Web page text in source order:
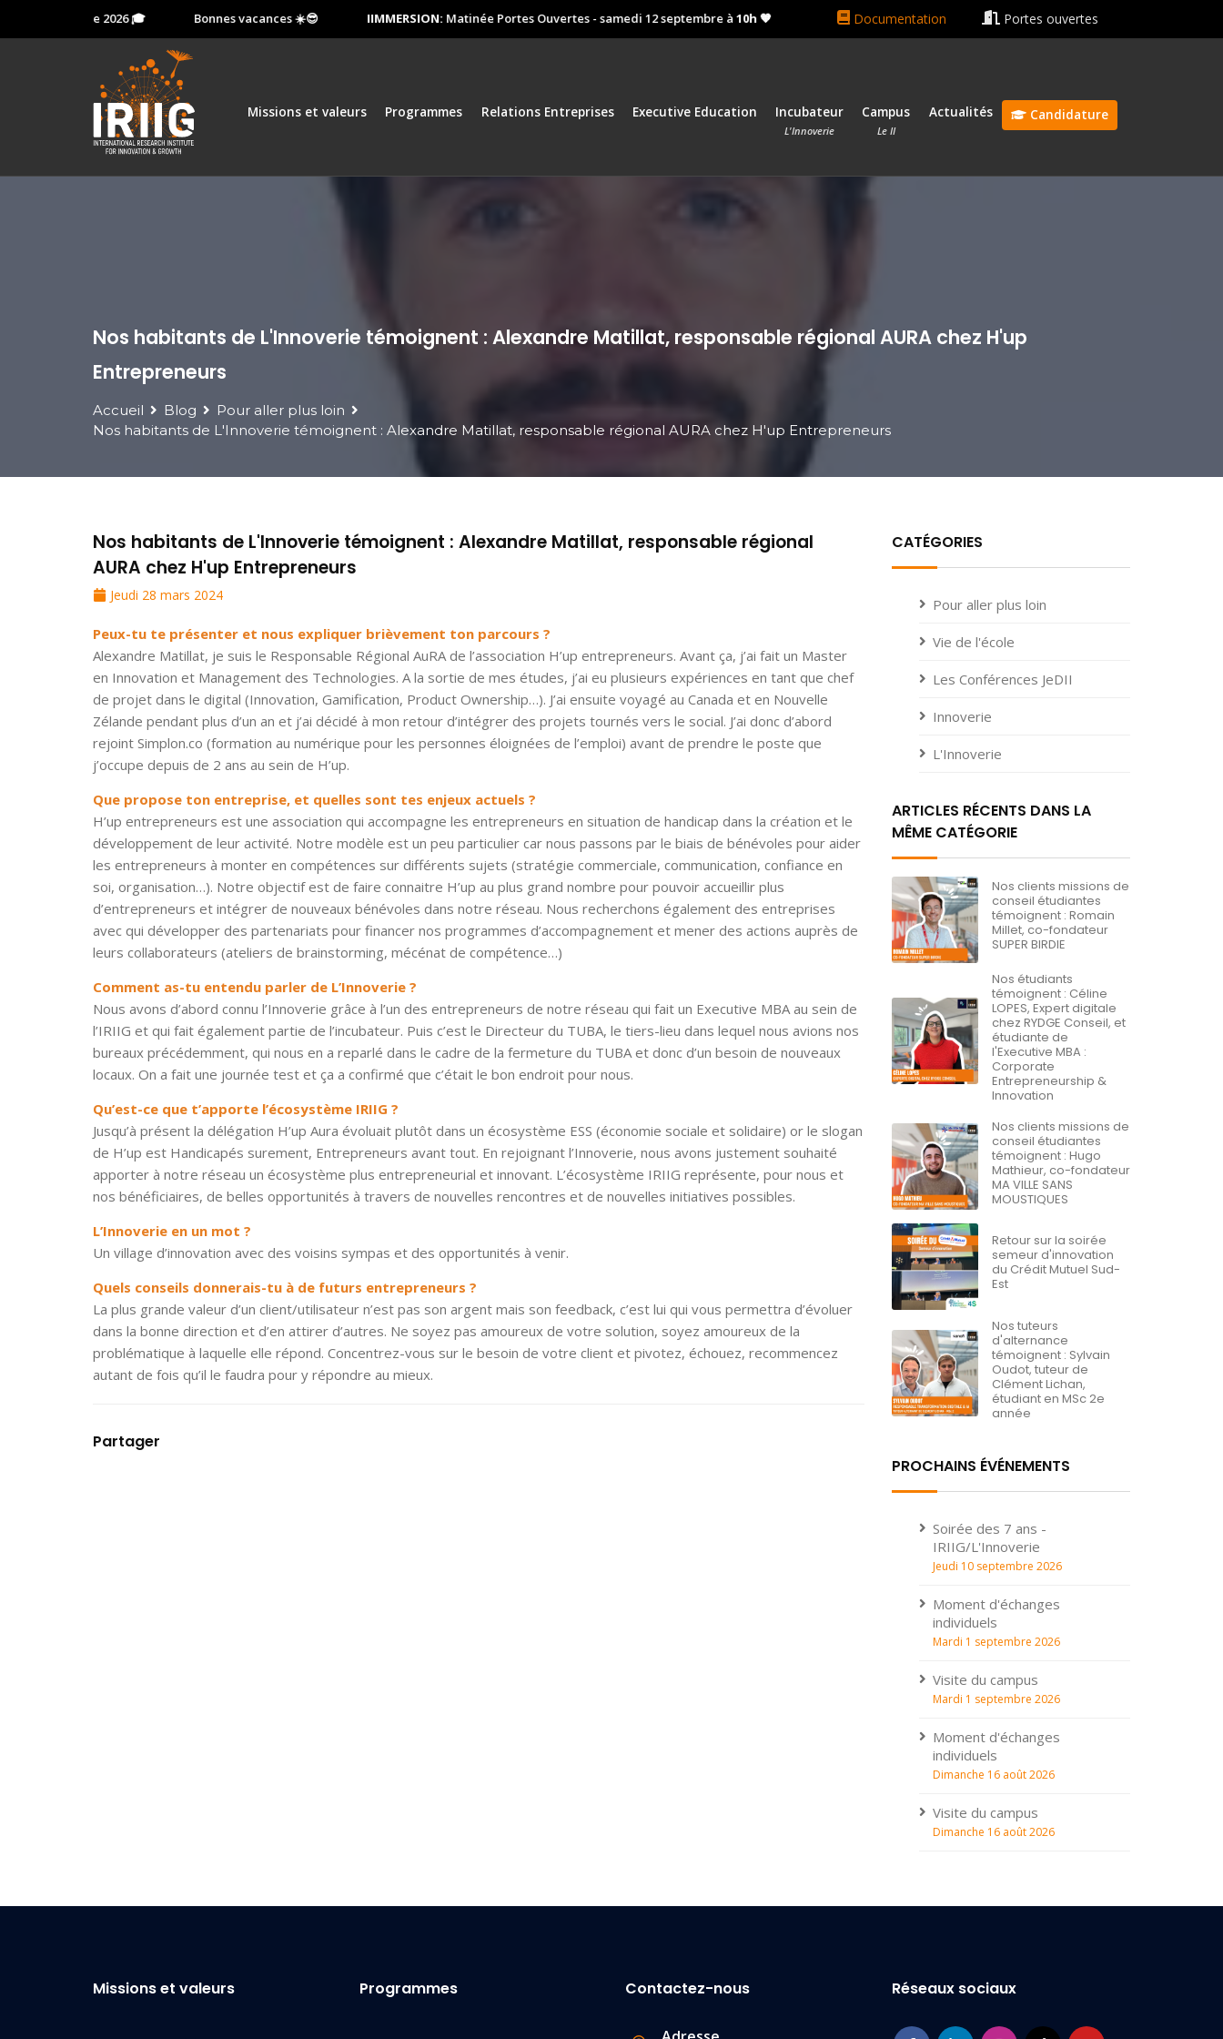
13 octobre 2026 🎓 Bonnes vacances ☀️😎 IIMMERSION:Matinée Portes Ouvertes - samedi 12 septembre à10h 🧡 Prochain rentrée le 13 octobre 2026 🎓 Bonnes vacances ☀️😎
Documentation Portes ouvertes
Missions et valeurs Programmes Relations Entreprises Executive Education Incubateur
L'Innoverie
Campus
Le II
Actualités Candidature
Nos habitants de L'Innoverie témoignent : Alexandre Matillat, responsable régional AURA chez H'up
Entrepreneurs
Accueil Blog
Pour aller plus loin
Nos habitants de L'Innoverie témoignent : Alexandre Matillat, responsable régional AURA chez H'up Entrepreneurs
Nos habitants de L'Innoverie témoignent : Alexandre Matillat, responsable régional
AURA chez H'up Entrepreneurs
Jeudi 28 mars 2024
Peux-tu te présenter et nous expliquer brièvement ton parcours ?
Alexandre Matillat, je suis le Responsable Régional AuRA de l’association H’up entrepreneurs. Avant ça, j’ai fait un Master
en Innovation et Management des Technologies. A la sortie de mes études, j’ai eu plusieurs expériences en tant que chef
de projet dans le digital (Innovation, Gamification, Product Ownership…). J’ai ensuite voyagé au Canada et en Nouvelle
Zélande pendant plus d’un an et j’ai décidé à mon retour d’intégrer des projets tournés vers le social. J’ai donc d’abord
rejoint Simplon.co (formation au numérique pour les personnes éloignées de l’emploi) avant de prendre le poste que
j’occupe depuis de 2 ans au sein de H’up.
Que propose ton entreprise, et quelles sont tes enjeux actuels ?
H’up entrepreneurs est une association qui accompagne les entrepreneurs en situation de handicap dans la création et le
développement de leur activité. Notre modèle est un peu particulier car nous passons par le biais de bénévoles pour aider
les entrepreneurs à monter en compétences sur différents sujets (stratégie commerciale, communication, confiance en
soi, organisation…). Notre objectif est de faire connaitre H’up au plus grand nombre pour pouvoir accueillir plus
d’entrepreneurs et intégrer de nouveaux bénévoles dans notre réseau. Nous recherchons également des entreprises
avec qui développer des partenariats pour financer nos programmes d’accompagnement et mener des actions auprès de
leurs collaborateurs (ateliers de brainstorming, mécénat de compétence…)
Comment as-tu entendu parler de L’Innoverie ?
Nous avons d’abord connu l’Innoverie grâce à l’un des entrepreneurs de notre réseau qui fait un Executive MBA au sein de
l’IRIIG et qui fait également partie de l’incubateur. Puis c’est le Directeur du TUBA, le tiers-lieu dans lequel nous avions nos
bureaux précédemment, qui nous en a reparlé dans le cadre de la fermeture du TUBA et donc d’un besoin de nouveaux
locaux. On a fait une journée test et ça a confirmé que c’était le bon endroit pour nous.
Qu’est-ce que t’apporte l’écosystème IRIIG ?
Jusqu’à présent la délégation H’up Aura évoluait plutôt dans un écosystème ESS (économie sociale et solidaire) or le slogan
de H’up est Handicapés surement, Entrepreneurs avant tout. En rejoignant l’Innoverie, nous avons justement souhaité
apporter à notre réseau un écosystème plus entrepreneurial et innovant. L’écosystème IRIIG représente, pour nous et
nos bénéficiaires, de belles opportunités à travers de nouvelles rencontres et de nouvelles initiatives possibles.
L’Innoverie en un mot ?
Un village d’innovation avec des voisins sympas et des opportunités à venir.
Quels conseils donnerais-tu à de futurs entrepreneurs ?
La plus grande valeur d’un client/utilisateur n’est pas son argent mais son feedback, c’est lui qui vous permettra d’évoluer
dans la bonne direction et d’en attirer d’autres. Ne soyez pas amoureux de votre solution, soyez amoureux de la
problématique à laquelle elle répond. Concentrez-vous sur le besoin de votre client et pivotez, échouez, recommencez
autant de fois qu’il le faudra pour y répondre au mieux.
Partager
CATÉGORIES
Pour aller plus loin
Vie de l'école
Les Conférences JeDII
Innoverie
L'Innoverie
ARTICLES RÉCENTS DANS LA
MÊME CATÉGORIE
Nos clients missions de
conseil étudiantes
témoignent : Romain
Millet, co-fondateur
SUPER BIRDIE
Nos étudiants
témoignent : Céline
LOPES, Expert digitale
chez RYDGE Conseil, et
étudiante de
l'Executive MBA :
Corporate
Entrepreneurship &
Innovation
Nos clients missions de
conseil étudiantes
témoignent : Hugo
Mathieur, co-fondateur
MA VILLE SANS
MOUSTIQUES
Retour sur la soirée
semeur d'innovation
du Crédit Mutuel Sud-
Est
Nos tuteurs
d'alternance
témoignent : Sylvain
Oudot, tuteur de
Clément Lichan,
étudiant en MSc 2e
année
PROCHAINS ÉVÉNEMENTS
Soirée des 7 ans -
IRIIG/L'Innoverie
Jeudi 10 septembre 2026
Moment d'échanges
individuels
Mardi 1 septembre 2026
Visite du campus
Mardi 1 septembre 2026
Moment d'échanges
individuels
Dimanche 16 août 2026
Visite du campus
Dimanche 16 août 2026
Missions et valeurs Programmes Contactez-nous Réseaux sociaux